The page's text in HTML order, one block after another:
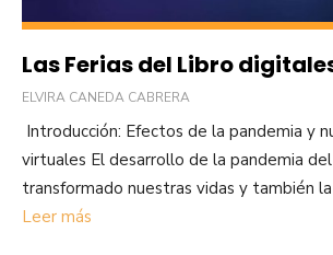
Las Ferias del Libro
ELVIRA CANEDA CABRERA
Introducción: Efectos de la pandemia y
virtuales El desarrollo de la pandemia
transformado nuestras vidas y también
Leer más